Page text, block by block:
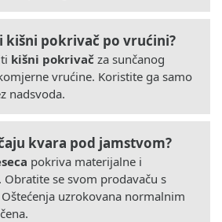
pokrivač po vrućini?
kišni pokrivač za sunčanog
vrućine. Koristite ga samo
nadsvoda.
kvara pod jamstvom?
pokriva materijalne i
se svom prodavaču s
uzrokovana normalnim